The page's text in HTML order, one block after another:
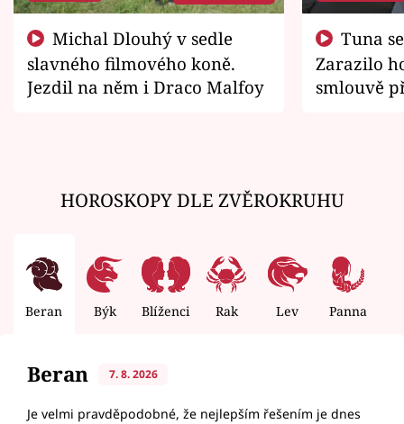
slavného filmového koně.
Jezdil na něm i Draco Malfoy
Zarazilo
smlouvě
HOROSKOPY DLE ZVĚROKRUHU
Beran Býk Blíženci Rak Lev Panna
Beran 7. 8. 2026
Je velmi pravděpodobné, že nejlepším řešením je dnes